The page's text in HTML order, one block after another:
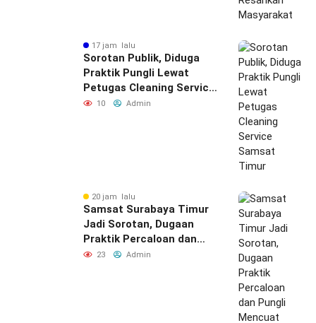
17 jam lalu
Sorotan Publik, Diduga
Praktik Pungli Lewat
Petugas Cleaning Service
Samsat Timur
10 Admin
20 jam lalu
Samsat Surabaya Timur
Jadi Sorotan, Dugaan
Praktik Percaloan dan
Pungli Mencuat
23 Admin